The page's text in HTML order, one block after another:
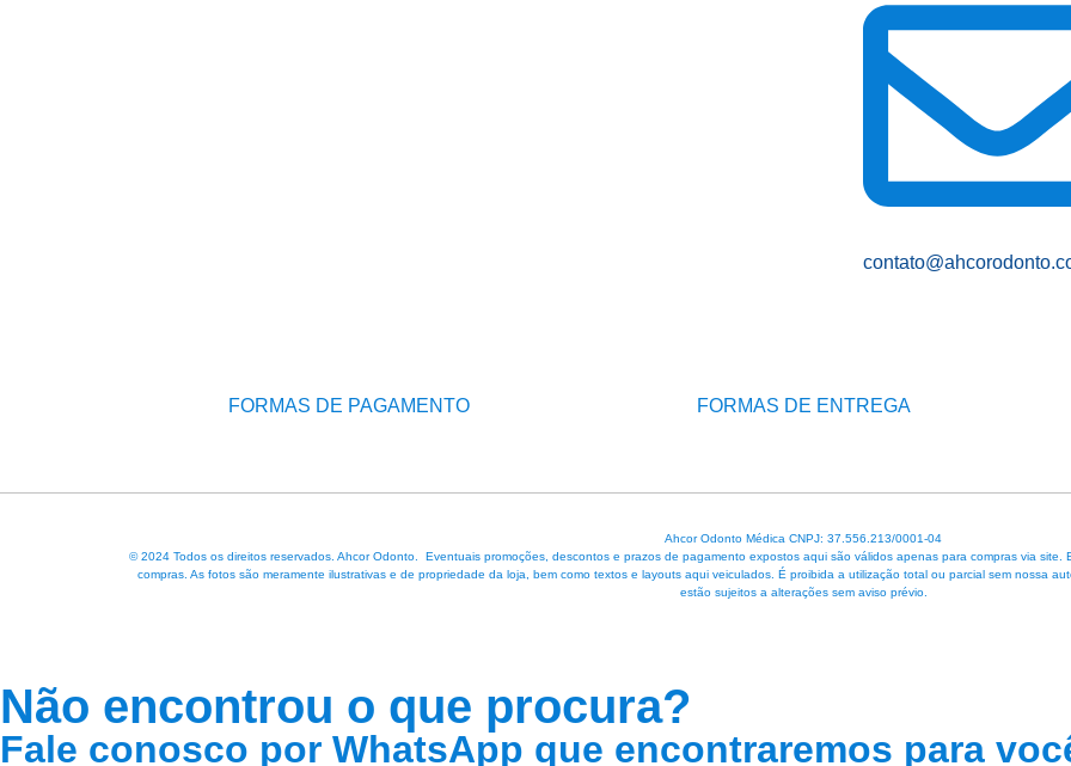
FORMAS DE PAGAMENTO FORMAS DE ENTREGA
Ahcor Odonto Médica CNPJ: 37.556.213/0001-04
© 2024 Todos os direitos reservados. Ahcor Odonto. Eventuais promoções, descontos e prazos de pagamento expostos aqui são válidos apenas para compras via
compras. As fotos são meramente ilustrativas e de propriedade da loja, bem como textos e layouts aqui veiculados. É proibida a utilização total ou parcial sem nossa
estão sujeitos a alterações sem aviso prévio.
Não encontrou o que procura?
Fale conosco por WhatsApp que encontraremos para